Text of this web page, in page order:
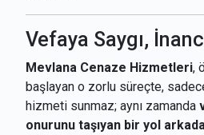
Vefaya Saygı,
Mevlana Cenaze Hizmetleri,
başlayan o zorlu süreçte,
hizmeti sunmaz; aynı zamanda
onurunu taşıyan bir yol